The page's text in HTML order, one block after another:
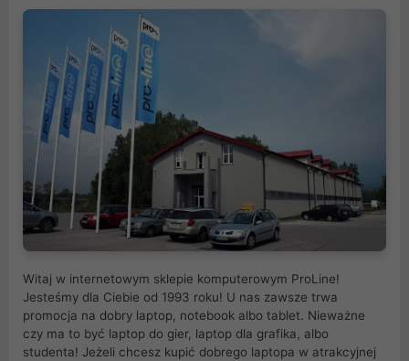
Witaj w internetowym sklepie komputerowym ProLine!
Jesteśmy dla Ciebie od 1993 roku! U nas zawsze trwa
promocja na dobry laptop, notebook albo tablet. Nieważne
czy ma to być laptop do gier, laptop dla grafika, albo
studenta! Jeżeli chcesz kupić dobrego laptopa w atrakcyjnej